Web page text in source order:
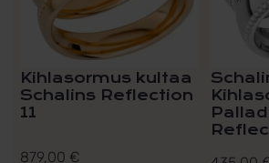
Kihlasormus kultaa
Schalins Reflection
11
879,00 €